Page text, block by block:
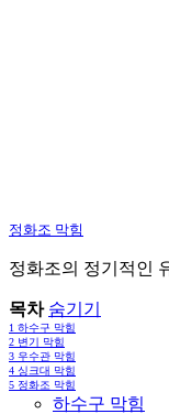
정화조 막힘
정화조의 정기적인
목차 숨기기
1 하수구 막힘
2 변기 막힘
3 우수관 막힘
4 싱크대 막힘
5 정화조 막힘
하수구 막힘